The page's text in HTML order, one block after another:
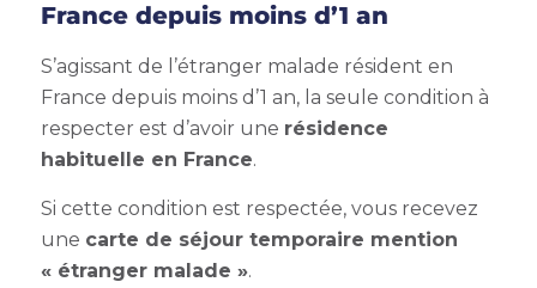
France depuis moins d’1 an
S’agissant de l’étranger malade résident en
France depuis moins d’1 an, la seule condition à
respecter est d’avoir une résidence
habituelle en France.
Si cette condition est respectée, vous recevez
une carte de séjour temporaire mention
« étranger malade ».